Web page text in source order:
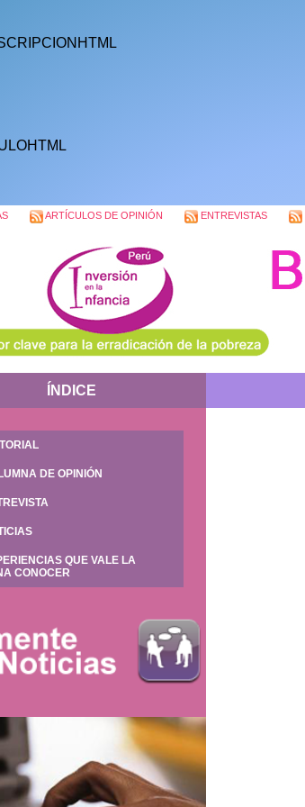
ARTÍCULOS DE OPINIÓN ENTREVISTAS
ÍNDICE
DE OPINIÓN
QUE VALE LA
CONOCER